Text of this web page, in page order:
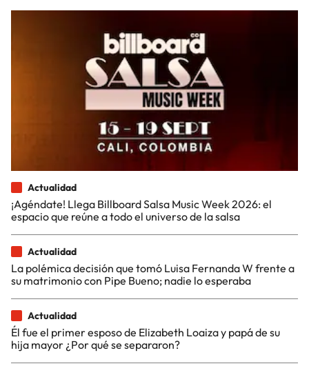
Actualidad
¡Agéndate! Llega Billboard Salsa Music Week 2026: el
espacio que reúne a todo el universo de la salsa
Actualidad
La polémica decisión que tomó Luisa Fernanda W frente a
su matrimonio con Pipe Bueno; nadie lo esperaba
Actualidad
Él fue el primer esposo de Elizabeth Loaiza y papá de su
hija mayor ¿Por qué se separaron?